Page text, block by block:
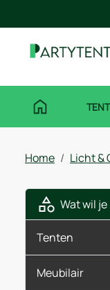
Home Licht &
Wat wil
Tenten
Meubilair